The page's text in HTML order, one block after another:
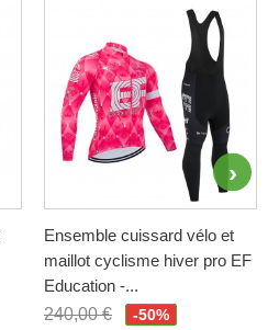
Ensemble cuissard vélo et
maillot cyclisme hiver pro EF
Education -...
240,00 €
-50%